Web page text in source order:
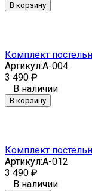
В корзину
Комплект
Артикул:A-004
3 490 ₽
В наличии
В корзину
Комплект
Артикул:A-012
3 490 ₽
В наличии